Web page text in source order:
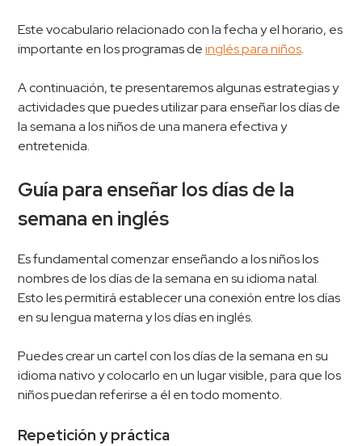
Este vocabulario relacionado con la fecha y el horario, es
importante en los programas deinglés para niños.
A continuación, te presentaremos algunas estrategias y
actividades que puedes utilizar para enseñar los días de
la semana a los niños de una manera efectiva y
entretenida.
Guía para enseñar los días de la
semana en inglés
Es fundamental comenzar enseñando a los niños los
nombres de los días de la semana en su idioma natal.
Esto les permitirá establecer una conexión entre los días
en su lengua materna y los días en inglés.
Puedes crear un cartel con los días de la semana en su
idioma nativo y colocarlo en un lugar visible, para que los
niños puedan referirse a él en todo momento.
Repetición y práctica